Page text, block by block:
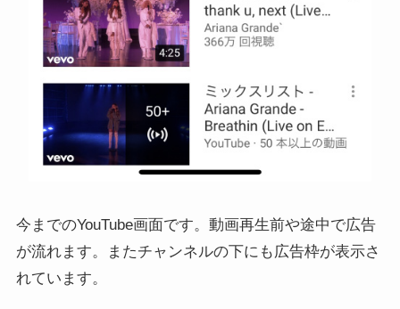
今までのYouTube画面です。動画再生前や途中で広告
が流れます。またチャンネルの下にも広告枠が表示さ
れています。